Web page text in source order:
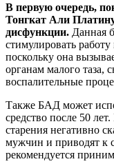
В первую очередь,
Тонгкат Али
дисфункции. Данная
стимулировать
поскольку она
органам малого таза,
воспалительные
Также БАД может
средство после 50
старения негативно
мужчин и приводят к
рекомендуется